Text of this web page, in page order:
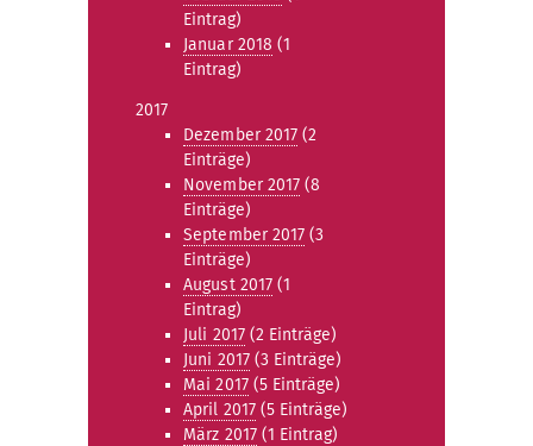
Eintrag)
Januar 2018 (1
Eintrag)
2017
Dezember 2017 (2
Einträge)
November 2017 (8
Einträge)
September 2017 (3
Einträge)
August 2017 (1
Eintrag)
Juli 2017(2 Einträge)
Juni 2017(3 Einträge)
Mai 2017(5 Einträge)
April 2017 (5 Einträge)
März 2017(1 Eintrag)